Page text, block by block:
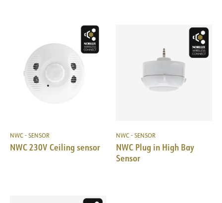
NWC - SENSOR
NWC 230V Ceiling sensor
NWC - SENSOR
NWC Plug in High Bay
Sensor